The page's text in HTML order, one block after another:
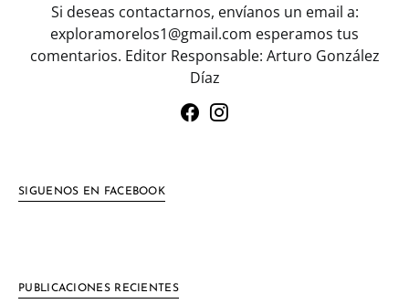
Si deseas contactarnos, envíanos un email a:
exploramorelos1@gmail.com esperamos tus
comentarios. Editor Responsable: Arturo González
Díaz
SIGUENOS EN FACEBOOK
PUBLICACIONES RECIENTES